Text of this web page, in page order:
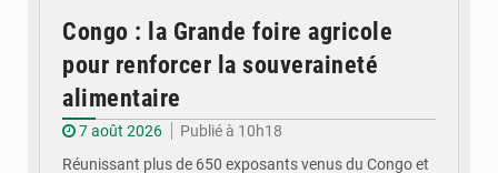
Congo : la Grande foire agricole
pour renforcer la souveraineté
alimentaire
7 août 2026
Publié à 10h18
Réunissant plus de 650 exposants venus du Congo et